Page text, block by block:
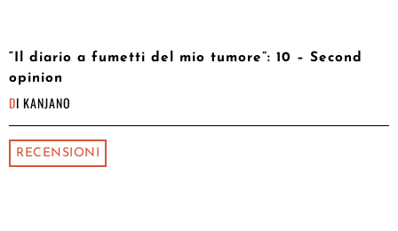
“Il diario a fumetti del mio tumore”: 10 – Second
opinion
DI KANJANO
RECENSIONI